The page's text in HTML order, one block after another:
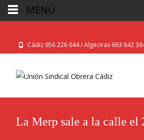
Cádiz 956 226 644 / Algeciras 663 842
La Merp sale a la calle el
MENÚ